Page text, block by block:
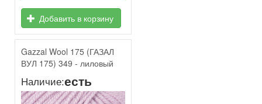
Добавить в корзину
Gazzal Wool 175 (ГАЗАЛ
ВУЛ 175) 349 - лиловый
Наличие:есть